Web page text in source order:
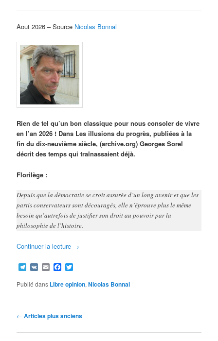
Aout 2026 – Source Nicolas Bonnal
Rien de tel qu’un bon classique pour nous consoler de vivre
en l’an 2026 ! Dans Les illusions du progrès, publiées à la
fin du dix-neuvième siècle, (archive.org) Georges Sorel
décrit des temps qui traînassaient déjà.
Florilège :
Depuis que la démocratie se croit assurée d’un long avenir et que les
partis conservateurs sont découragés, elle n’éprouve plus le même
besoin qu’autrefois de justifier son droit au pouvoir par la
philosophie de l’histoire.
Continuer la lecture →
Telegram
VK EmailFacebook
Publié dans Libre opinion,Nicolas Bonnal
Navigation
articles
← Articles plus anciens